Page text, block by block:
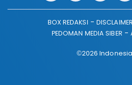
BOX REDAKSI DISCLAIMER
PEDOMAN MEDIA SIBER
©2026